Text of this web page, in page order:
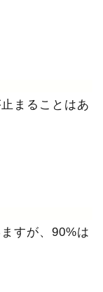
まることはあ
すが、90%は